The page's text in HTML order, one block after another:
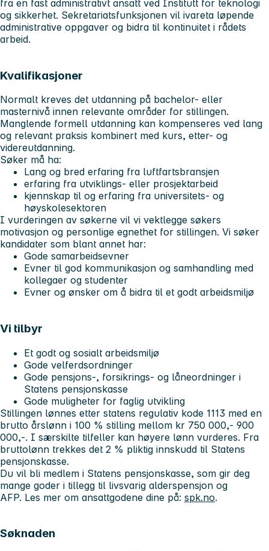
fra en fast administrativt ansatt ved Institutt for teknologi
og sikkerhet. Sekretariatsfunksjonen vil ivareta løpende
administrative oppgaver og bidra til kontinuitet i rådets
arbeid.
Kvalifikasjoner
Normalt kreves det utdanning på bachelor- eller
masternivå innen relevante områder for stillingen.
Manglende formell utdanning kan kompenseres ved lang
og relevant praksis kombinert med kurs, etter- og
videreutdanning.
Søker må ha:
Lang og bred erfaring fra luftfartsbransjen
erfaring fra utviklings- eller prosjektarbeid
kjennskap til og erfaring fra universitets- og
høyskolesektoren
I vurderingen av søkerne vil vi vektlegge søkers
motivasjon og personlige egnethet for stillingen. Vi søker
kandidater som blant annet har:
Gode samarbeidsevner
Evner til god kommunikasjon og samhandling med
kollegaer og studenter
Evner og ønsker om å bidra til et godt arbeidsmiljø
Vi tilbyr
Et godt og sosialt arbeidsmiljø
Gode velferdsordninger
Gode pensjons-, forsikrings- og låneordninger i
Statens pensjonskasse
Gode muligheter for faglig utvikling
Stillingen lønnes etter statens regulativ kode 1113 med en
brutto årslønn i 100 % stilling mellom kr 750 000,- 900
000,-. I særskilte tilfeller kan høyere lønn vurderes. Fra
bruttolønn trekkes det 2 % pliktig innskudd til Statens
pensjonskasse.
Du vil bli medlem i Statens pensjonskasse, som gir deg
mange goder i tillegg til livsvarig alderspensjon og
AFP. Les mer om ansattgodene dine på: spk.no.
Søknaden